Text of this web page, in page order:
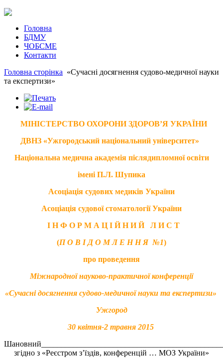
Головна
БДМУ
ЧОБСМЕ
Контакти
Головна сторінка «Сучасні досягнення судово-медичної науки
та експертизи»
МІНІСТЕРСТВО ОХОРОНИ ЗДОРОВ’Я УКРАЇНИ
ДВНЗ «Ужгородський національний університет»
Національна медична академія післядипломної освіти
імені П.Л. Шупика
Асоціація судових медиків України
Асоціація судової стоматології України
І Н Ф О Р М А Ц І Й Н И Й Л И С Т
(П О В І Д О М Л Е Н Н Я №1)
про проведення
Міжнародної науково-практичної конференції
«Сучасні досягнення судово-медичної науки та експертизи»
Ужгород
30 квітня-2 травня2015
згідно з «Реєстром з’їздів, конференцій … МОЗ України»